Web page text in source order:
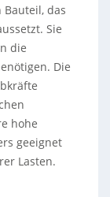
das
Sie
die
Die
hohe
geeignet
Lasten.